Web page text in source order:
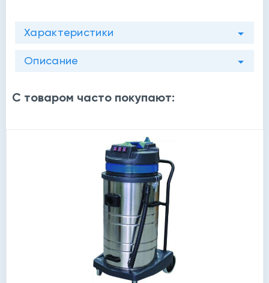
Характеристики
Описание
С товаром часто покупают: